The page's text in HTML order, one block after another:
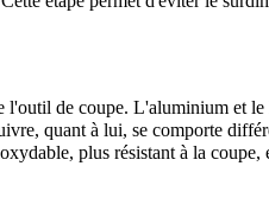
de coupe. L'aluminium et
quant à lui, se comporte
plus résistant à la coupe,